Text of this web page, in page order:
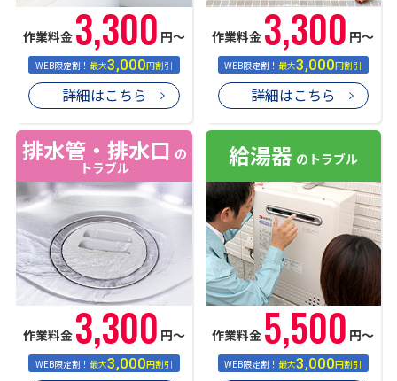
作業料金 3,300 円〜
WEB限定割！最大3,000円割引
詳細はこちら
作業料金 3,300 円〜
WEB限定割！最大3,000円割引
詳細はこちら
排水管・排水口 の
トラブル
作業料金 3,300 円〜
WEB限定割！最大3,000円割引
給湯器 のトラブル
作業料金 5,500 円〜
WEB限定割！最大3,000円割引